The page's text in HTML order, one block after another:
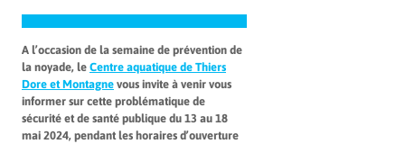
A l’occasion de la semaine de prévention de
la noyade, le Centre aquatique de Thiers
Dore et Montagne vous invite à venir vous
informer sur cette problématique de
sécurité et de santé publique du 13 au 18
mai 2024, pendant les horaires d’ouverture